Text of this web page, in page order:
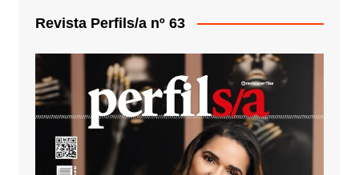
Revista Perfils/a nº 63